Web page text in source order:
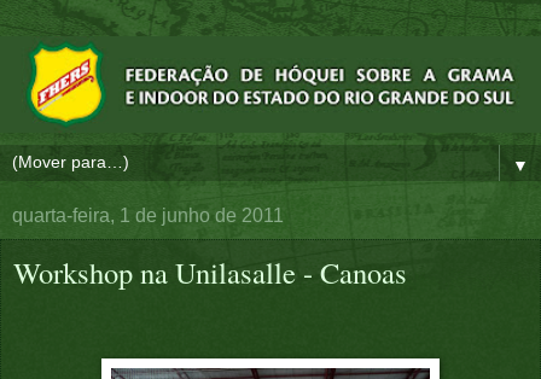
▼
quarta-feira, 1 de junho de 2011
Workshop na Unilasalle - Canoas